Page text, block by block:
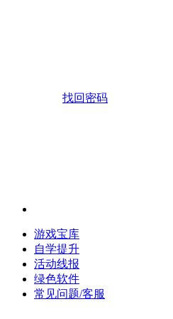
找回密码
游戏宝库
自学提升
活动线报
绿色软件
常见问题/客服